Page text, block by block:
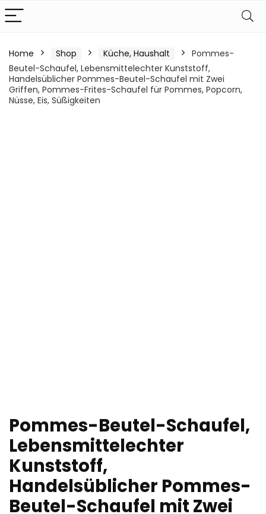
Home Shop Küche, Haushalt
Pommes-
Beutel-Schaufel, Lebensmittelechter Kunststoff,
Handelsüblicher Pommes-Beutel-Schaufel mit Zwei
Griffen, Pommes-Frites-Schaufel für Pommes, Popcorn,
Nüsse, Eis, Süßigkeiten
Pommes-Beutel-Schaufel,
Lebensmittelechter
Kunststoff,
Handelsüblicher Pommes-
Beutel-Schaufel mit Zwei